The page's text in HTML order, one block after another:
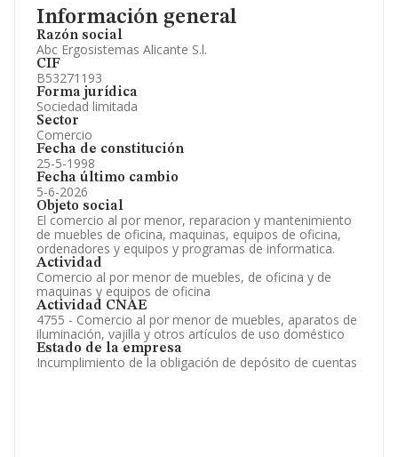
Información general
Razón social
Abc Ergosistemas Alicante S.l.
CIF
B53271193
Forma jurídica
Sociedad limitada
Sector
Comercio
Fecha de constitución
25-5-1998
Fecha último cambio
5-6-2026
Objeto social
El comercio al por menor, reparacion y mantenimiento
de muebles de oficina, maquinas, equipos de oficina,
ordenadores y equipos y programas de informatica.
Actividad
Comercio al por menor de muebles, de oficina y de
maquinas y equipos de oficina
Actividad CNAE
4755 - Comercio al por menor de muebles, aparatos de
iluminación, vajilla y otros artículos de uso doméstico
Estado de la empresa
Incumplimiento de la obligación de depósito de cuentas
Información oficial y registral complementaria.